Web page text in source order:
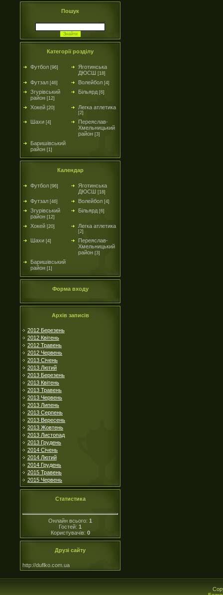
Пошук
Категорії розділу
Футбол [96]
Яготинська
ДЮСШ [18]
Футзал [46] Волейбол [4]
Згурівський
район [12]
Більярд [6]
Хокей [20] Легка атлетика
[2]
Шахи [4]
Переяслав-
Хмельницький
район [3]
Баришівський
район [1]
Календар
Футбол [96]
Яготинська
ДЮСШ [18]
Футзал [46] Волейбол [4]
Згурівський
район [12]
Більярд [6]
Хокей [20] Легка атлетика
[2]
Шахи [4]
Переяслав-
Хмельницький
район [3]
Баришівський
район [1]
Форма входу
Архів записів
2012 Березень
2012 Квітень
2012 Травень
2012 Червень
2013 Січень
2013 Лютий
2013 Березень
2013 Квітень
2013 Травень
2013 Червень
2013 Липень
2013 Серпень
2013 Вересень
2013 Жовтень
2013 Листопад
2013 Грудень
2014 Січень
2014 Лютий
2014 Грудень
2015 Травень
2015 Червень
Статистика
Онлайн всього: 1
Гостей: 1
Користувачів: 0
Друзі сайту
http://duflko.com.ua